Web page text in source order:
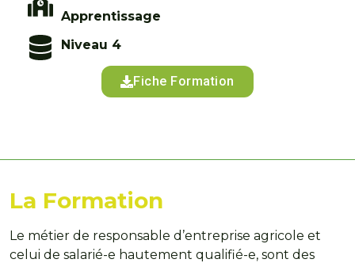
Apprentissage
Niveau 4
Fiche Formation
La Formation
Le métier de responsable d’entreprise agricole et
celui de salarié-e hautement qualifié-e, sont des